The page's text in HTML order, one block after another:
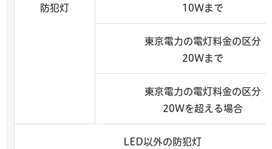
防犯灯
10Wまで
東京電力の電灯料金の区分
20Wまで
東京電力の電灯料金の区分
20Wを超える場合
LED以外の防犯灯